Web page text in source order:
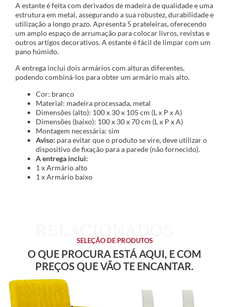
A estante é feita com derivados de madeira de qualidade e uma
estrutura em metal, assegurando a sua robustez, durabilidade e
utilização a longo prazo. Apresenta 5 prateleiras, oferecendo
um amplo espaço de arrumação para colocar livros, revistas e
outros artigos decorativos. A estante é fácil de limpar com um
pano húmido.
A entrega inclui dois armários com alturas diferentes,
podendo combiná-los para obter um armário mais alto.
Cor: branco
Material: madeira processada, metal
Dimensões (alto): 100 x 30 x 105 cm (L x P x A)
Dimensões (baixo): 100 x 30 x 70 cm (L x P x A)
Montagem necessária: sim
Aviso: para evitar que o produto se vire, deve utilizar o
dispositivo de fixação para a parede (não fornecido).
A entrega inclui:
1 x Armário alto
1 x Armário baixo
SELEÇÃO DE PRODUTOS
O QUE PROCURA ESTÁ AQUI, E COM
PREÇOS QUE VÃO TE ENCANTAR.